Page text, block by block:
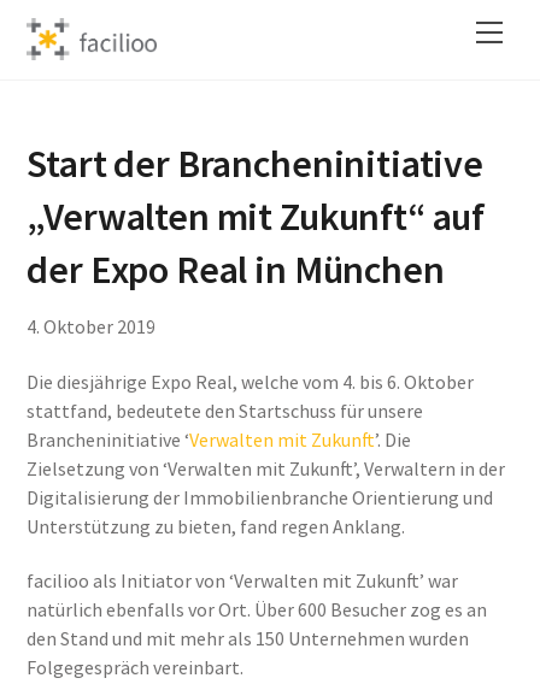
Skip
Start der Brancheninitiative
„Verwalten mit Zukunft“ auf
der Expo Real in München
4.Oktober 2019
Die diesjährige Expo Real, welche vom 4. bis 6. Oktober
stattfand, bedeutete den Startschuss für unsere
Brancheninitiative ‘Verwalten mit Zukunft’. Die
Zielsetzung von ‘Verwalten mit Zukunft’, Verwaltern in der
Digitalisierung der Immobilienbranche Orientierung und
Unterstützung zu bieten, fand regen Anklang.
facilioo als Initiator von ‘Verwalten mit Zukunft’ war
natürlich ebenfalls vor Ort. Über 600 Besucher zog es an
den Stand und mit mehr als 150 Unternehmen wurden
Folgegespräch vereinbart.